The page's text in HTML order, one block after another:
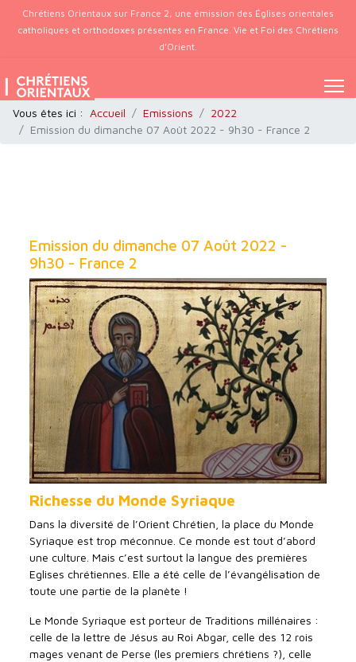
Chrétiens Orientaux sur France 2, une émission des Églises orientales
catholiques et orthodoxes présentes en France. Vie et Foi des Chrétiens
d’Orient.
Vous êtes ici : Accueil Emissions
2022
Emission du dimanche 07 Août 2022 - 9h30 - France 2
Emission du dimanche 07 Août 2022 -
9h30 - France 2
Richesse du Monde Syriaque
Dans la diversité de l’Orient Chrétien, la place du Monde
Syriaque est trop méconnue. Ce monde est tout d’abord
une culture. Mais c’est surtout la langue des premières
Eglises chrétiennes. Elle a été celle de l’évangélisation de
toute une partie de la planète !
Le Monde Syriaque est porteur de Traditions millénaires :
celle de la lettre de Jésus au Roi Abgar, celle des 12 rois
mages venant de Perse (les premiers chrétiens ?), celle